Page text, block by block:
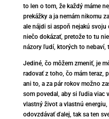
to len o tom, že každý máme
prekážky a ja nemám nikomu
ale nájdi si aspoň nejakú svoju
niečo dokázať, pretože to tu
názory ľudí, ktorých to nebaví,
Jediné, čo môžem zmeniť, je
radovať z toho, čo mám teraz,
ani to, a za pár rokov možno
som povedal, aby si ľudia viac
vlastný život a vlastnú
odovzdávať ďalej, tak sa ten